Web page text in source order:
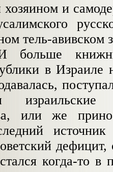
и
тель-авивском
И больше
в
или же
когда-то